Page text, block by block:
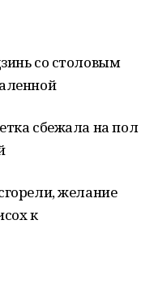
со столовым
сбежала на пол
желание
к